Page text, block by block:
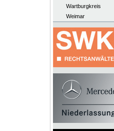
Wartburgkreis
Weimar